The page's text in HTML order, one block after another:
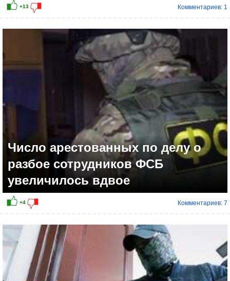
+2
Комментариев: 1
Число арестованных по делу о
разбое сотрудников ФСБ
увеличилось вдвое
Комментариев: 7